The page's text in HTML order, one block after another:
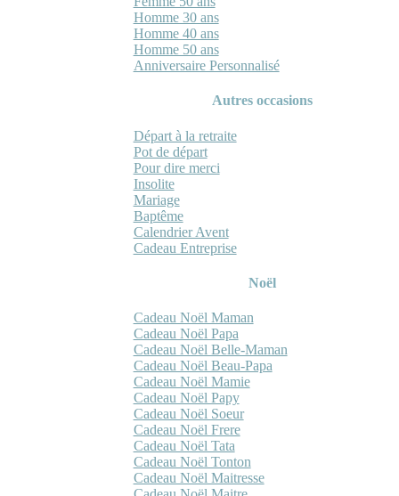
Homme 30 ans
Homme 40 ans
Homme 50 ans
Anniversaire Personnalisé
Autres occasions
Départ à la retraite
Pot de départ
Pour dire merci
Insolite
Mariage
Baptême
Calendrier Avent
Cadeau Entreprise
Noël
Cadeau Noël Maman
Cadeau Noël Papa
Cadeau Noël Belle-Maman
Cadeau Noël Beau-Papa
Cadeau Noël Mamie
Cadeau Noël Papy
Cadeau Noël Soeur
Cadeau Noël Frere
Cadeau Noël Tata
Cadeau Noël Tonton
Cadeau Noël Maitresse